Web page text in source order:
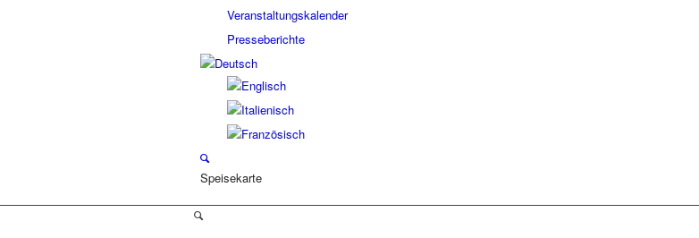
Veranstaltungskalender
Presseberichte
Speisekarte